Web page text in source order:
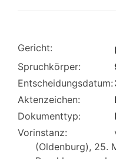
Gericht:
Spruchkörper:
Entscheidungsdatum:
Aktenzeichen:
Dokumenttyp:
Vorinstanz:
(Oldenburg), 25.